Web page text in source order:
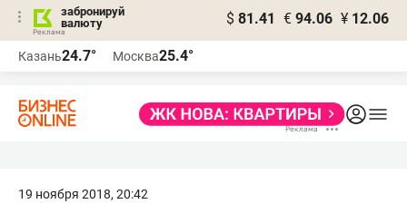
забронируй
валюту
$ 81.41 € 94.06 ¥ 12.06
Казань24.7° Москва25.4°
19 ноября 2018, 20:42